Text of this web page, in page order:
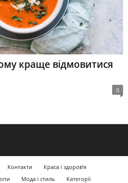
краще відмовитися
0
Контакти
Краса і здоров’я
Мода і стиль Категорії